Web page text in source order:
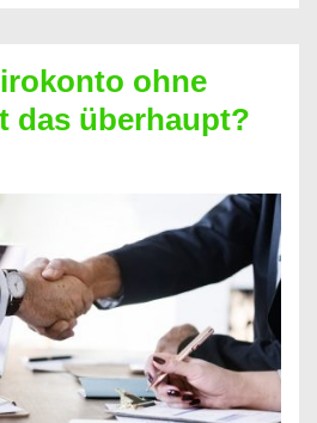
ohne
das überhaupt?